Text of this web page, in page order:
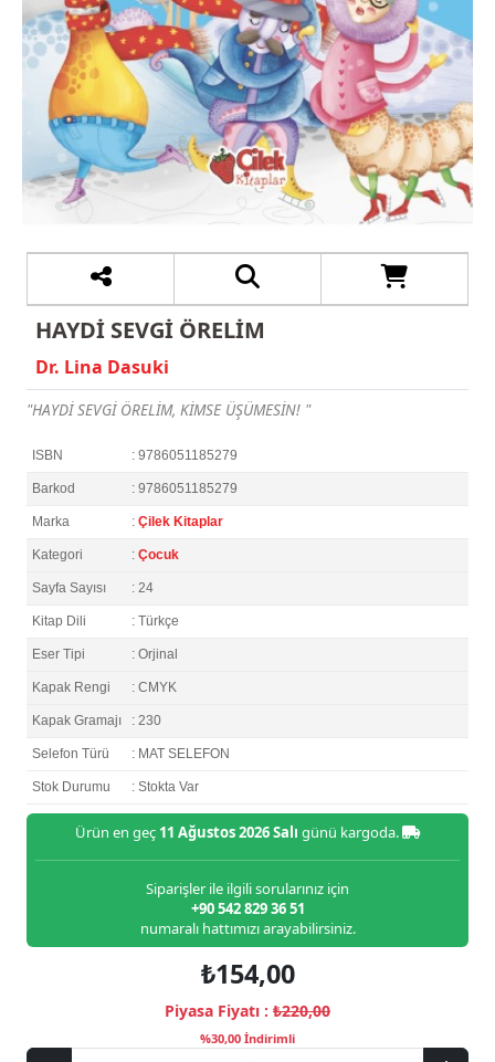
HAYDİ SEVGİ ÖRELİM
Dr. Lina Dasuki
"HAYDİ SEVGİ ÖRELİM, KİMSE ÜŞÜMESİN! "
ISBN : 9786051185279
Barkod : 9786051185279
Marka : Çilek Kitaplar
Kategori : Çocuk
Sayfa Sayısı : 24
Kitap Dili : Türkçe
Eser Tipi : Orjinal
Kapak Rengi : CMYK
Kapak Gramajı : 230
Selefon Türü : MAT SELEFON
Stok Durumu : Stokta Var
Ürün en geç 11 Ağustos 2026 Salı günü kargoda.
Siparişler ile ilgili sorularınız için
+90 542 829 36 51
numaralı hattımızı arayabilirsiniz.
₺154,00
Piyasa Fiyatı : ₺220,00
%30,00 İndirimli